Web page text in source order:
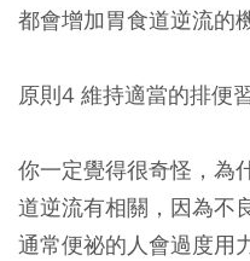
都會增加胃食道逆流的
原則4 維持適當的排便
你一定覺得很奇怪，為
道逆流有相關，因為不
通常便祕的人會過度用